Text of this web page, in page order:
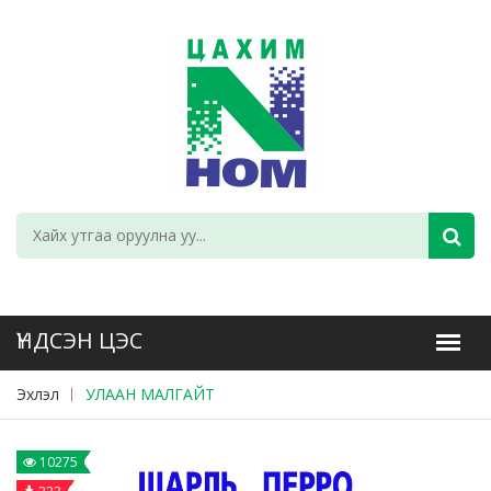
Эхлэл УЛААН МАЛГАЙТ
10275